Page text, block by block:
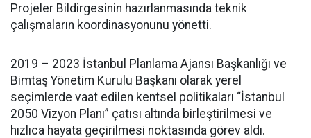
Projeler Bildirgesinin hazırlanmasında teknik
çalışmaların koordinasyonunu yönetti.
2019 – 2023 İstanbul Planlama Ajansı Başkanlığı ve
Bimtaş Yönetim Kurulu Başkanı olarak yerel
seçimlerde vaat edilen kentsel politikaları “İstanbul
2050 Vizyon Planı” çatısı altında birleştirilmesi ve
hızlıca hayata geçirilmesi noktasında görev aldı.